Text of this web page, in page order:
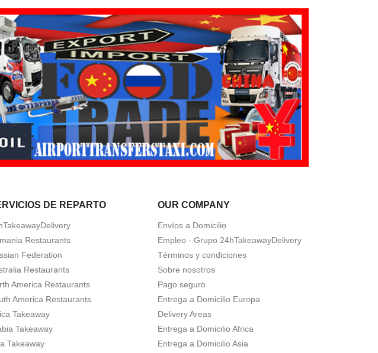
DE REPARTO
Restaurants
Federation
Restaurants
America Restaurants
America Restaurants
Takeaway
Takeaway
Takeaway
OUR COMPANY
Envíos a Domicilio
Empleo - Grupo 24hTakeawayDelivery
Términos y condiciones
Sobre nosotros
Pago seguro
Entrega a Domicilio Europa
Delivery Areas
Entrega a Domicilio Africa
Entrega a Domicilio Asia